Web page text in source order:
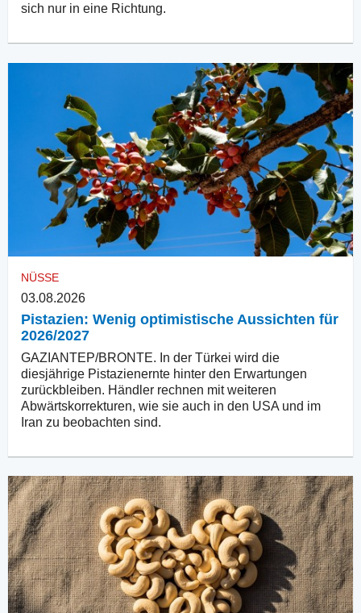
sich nur in eine Richtung.
NÜSSE
03.08.2026
Pistazien: Wenig optimistische Aussichten für
2026/2027
GAZIANTEP/BRONTE. In der Türkei wird die
diesjährige Pistazienernte hinter den Erwartungen
zurückbleiben. Händler rechnen mit weiteren
Abwärtskorrekturen, wie sie auch in den USA und im
Iran zu beobachten sind.